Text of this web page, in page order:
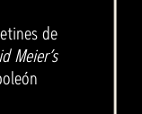
de
Meier’s